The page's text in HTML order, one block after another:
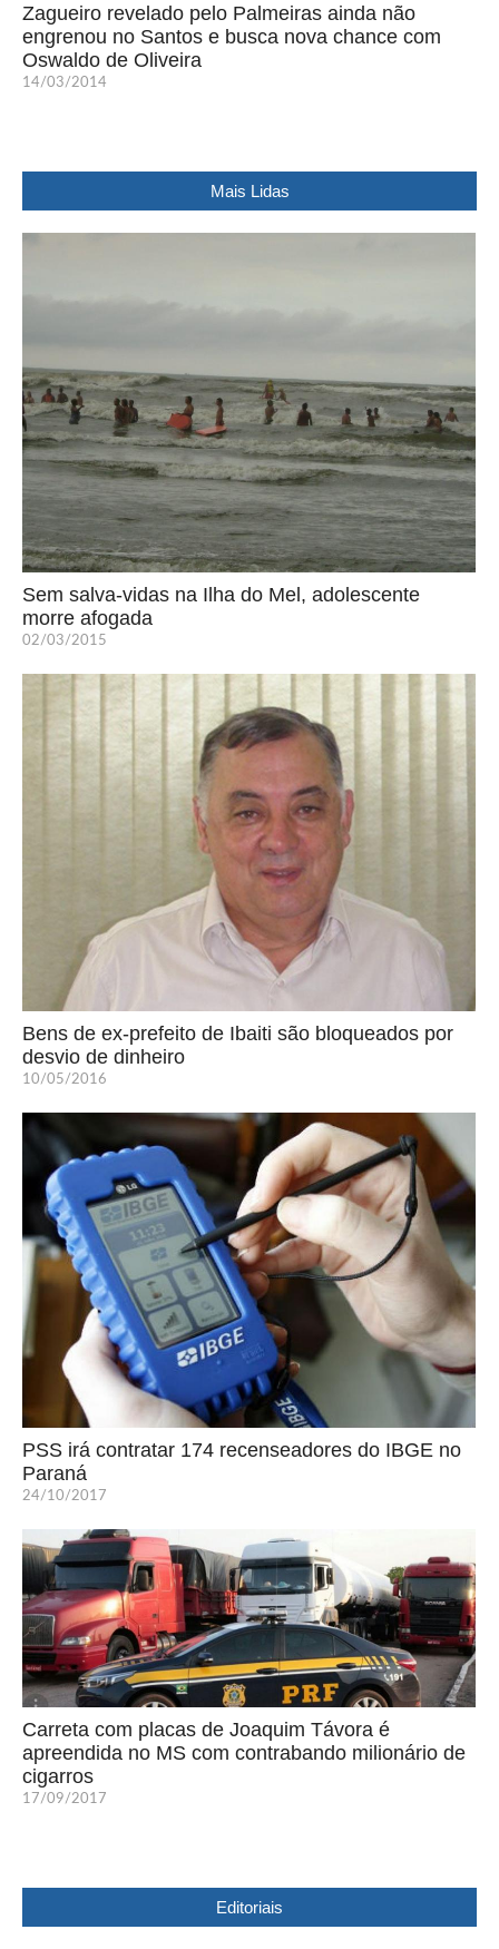
Zagueiro revelado pelo Palmeiras ainda não
engrenou no Santos e busca nova chance com
Oswaldo de Oliveira
14/03/2014
Mais Lidas
Sem salva-vidas na Ilha do Mel, adolescente
morre afogada
02/03/2015
Bens de ex-prefeito de Ibaiti são bloqueados por
desvio de dinheiro
10/05/2016
PSS irá contratar 174 recenseadores do IBGE no
Paraná
24/10/2017
Carreta com placas de Joaquim Távora é
apreendida no MS com contrabando milionário de
cigarros
17/09/2017
Editoriais